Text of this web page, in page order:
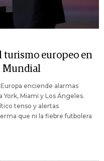
turismo europeo en
Mundial
enciende alarmas
Miami y Los Ángeles.
tenso y alertas
que ni la fiebre futbolera